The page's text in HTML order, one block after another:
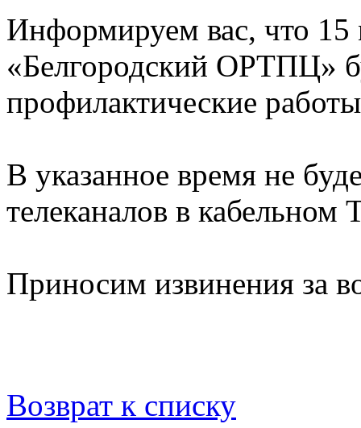
Информируем вас, что
«Белгородский ОРТПЦ»
профилактические
В указанное время не
телеканалов в кабельном
Приносим извинения за
Возврат к списку